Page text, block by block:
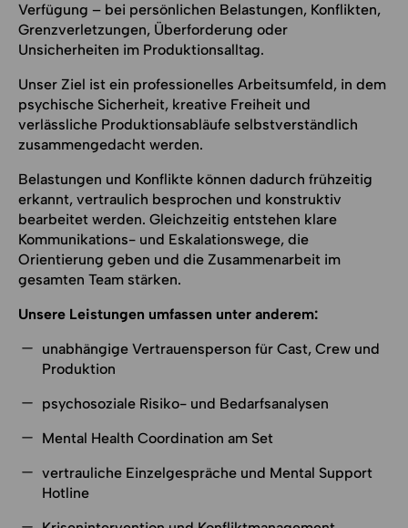
Verfügung – bei persönlichen Belastungen, Konflikten,
Grenzverletzungen, Überforderung oder
Unsicherheiten im Produktionsalltag.
Unser Ziel ist ein professionelles Arbeitsumfeld, in dem
psychische Sicherheit, kreative Freiheit und
verlässliche Produktionsabläufe selbstverständlich
zusammengedacht werden.
Belastungen und Konflikte können dadurch frühzeitig
erkannt, vertraulich besprochen und konstruktiv
bearbeitet werden. Gleichzeitig entstehen klare
Kommunikations- und Eskalationswege, die
Orientierung geben und die Zusammenarbeit im
gesamten Team stärken.
Unsere Leistungen umfassen unter anderem:
unabhängige Vertrauensperson für Cast, Crew und
Produktion
psychosoziale Risiko- und Bedarfsanalysen
Mental Health Coordination am Set
vertrauliche Einzelgespräche und Mental Support
Hotline